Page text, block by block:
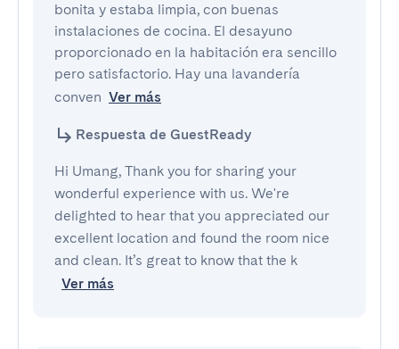
bonita y estaba limpia, con buenas
instalaciones de cocina. El desayuno
proporcionado en la habitación era sencillo
pero satisfactorio. Hay una lavandería
conven Ver más
Respuesta de GuestReady
Hi Umang, Thank you for sharing your
wonderful experience with us. We're
delighted to hear that you appreciated our
excellent location and found the room nice
and clean. It’s great to know that the k
Ver más